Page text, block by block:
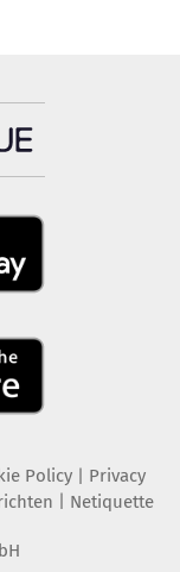
Policy| Privacy
Netiquette